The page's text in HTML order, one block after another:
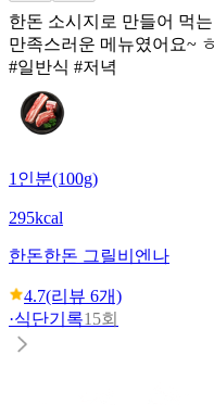
한돈 소시지로 만들어 먹
만족스러운 메뉴였어요~
#일반식 #저녁
1인분(100g)
295kcal
한돈한돈 그릴비엔나
4.7(리뷰 6개)
·식단기록15회